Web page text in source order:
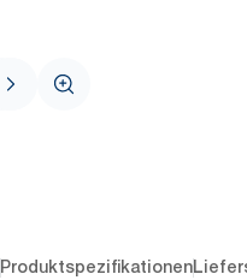
Produktspezifikationen